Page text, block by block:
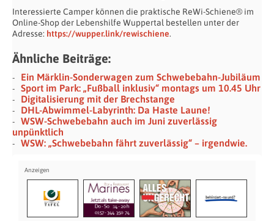
Interessierte Camper können die praktische ReWi-Schiene® im
Online-Shop der Lebenshilfe Wuppertal bestellen unter der
Adresse: https://wupper.link/rewischiene.
Ähnliche Beiträge:
Ein Märklin-Sonderwagen zum Schwebebahn-Jubiläum
Sport im Park: „Fußball inklusiv“ montags um 10.45 Uhr
Digitalisierung mit der Brechstange
DHL-Abwimmel-Labyrinth: Da Haste Laune!
WSW-Schwebebahn auch im Juni zuverlässig
unpünktlich
WSW: „Schwebebahn fährt zuverlässig“ – irgendwie.